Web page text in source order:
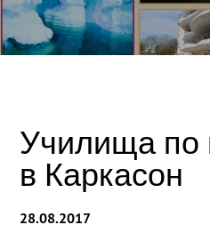
Училища по
в Каркасон
28.08.2017